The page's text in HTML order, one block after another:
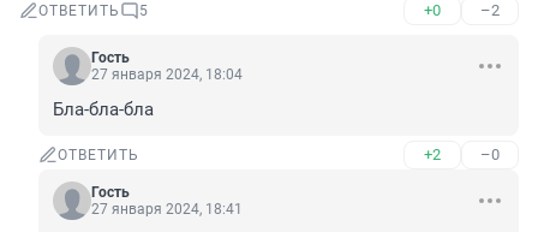
ОТВЕТИТЬ 5 +0 –2
Гость
27 января 2024, 18:04
Бла-бла-бла
ОТВЕТИТЬ +2 –0
Гость
27 января 2024, 18:41